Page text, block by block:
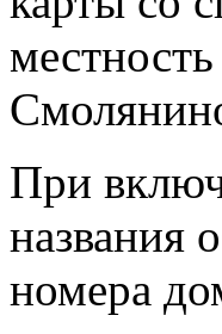
При
названия
номера